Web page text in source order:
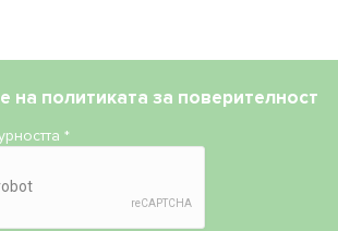
на политиката за поверителност
*